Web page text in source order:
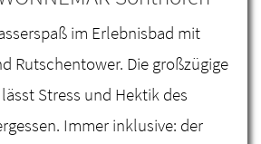
im Erlebnisbad mit
Rutschentower. Die großzügige
Stress und Hektik des
Immer inklusive: der